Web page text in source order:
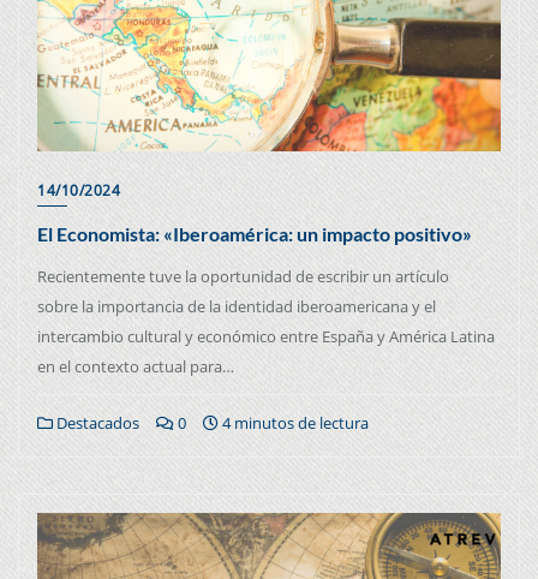
14/10/2024
El Economista: «Iberoamérica: un impacto positivo»
Recientemente tuve la oportunidad de escribir un artículo
sobre la importancia de la identidad iberoamericana y el
intercambio cultural y económico entre España y América Latina
en el contexto actual para…
Destacados 0 4 minutos de lectura